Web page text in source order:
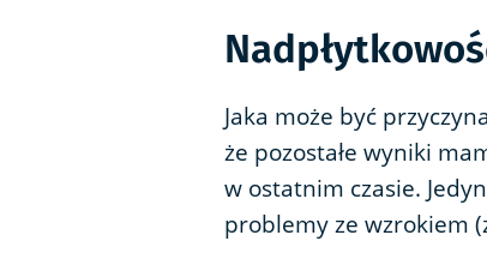
Jaka może być
że pozostałe wyniki
w ostatnim czasie.
problemy ze wzrokiem